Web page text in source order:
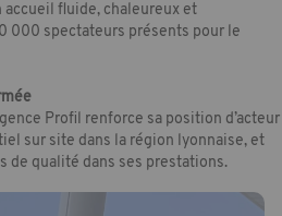
accueil fluide, chaleureux et
000 spectateurs présents pour le
Profil renforce sa position d’acteur
sur site dans la région lyonnaise, et
de qualité dans ses prestations.